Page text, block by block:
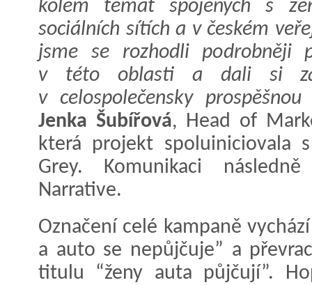
kolem témat spojených s
sociálních sítích a v českém
jsme se rozhodli podrobněji
v této oblasti a dali si
v celospolečensky prospěšnou
Jenka Šubířová, Head of
která projekt spoluiniciovala
Grey. Komunikaci
Narrative.
Označení celé kampaně
a auto se nepůjčuje” a
titulu “ženy auta půjčují”.